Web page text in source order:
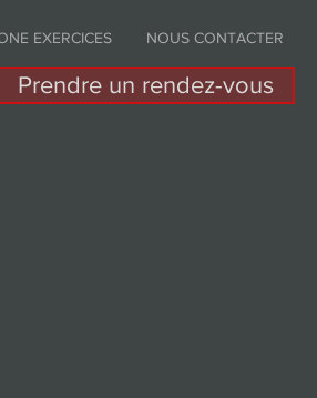
EXERCICES NOUS CONTACTER
Prendre un rendez-vous